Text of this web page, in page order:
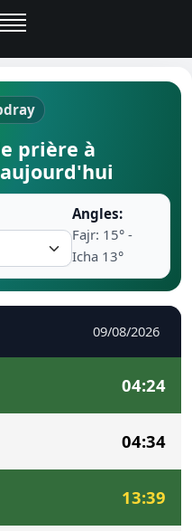
Ramadan
Comment
prière à
aujourd'hui
Angles:
Fajr: 15° -
Icha 13°
09/08/2026
04:24
04:34
13:39